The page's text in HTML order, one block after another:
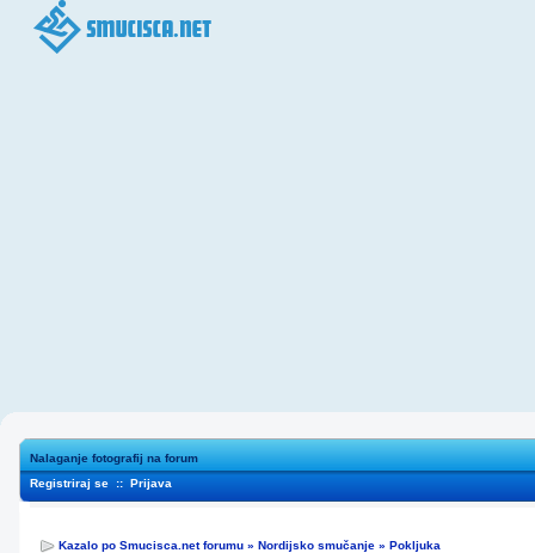
Nalaganje fotografij na forum
Registriraj se :: Prijava
Kazalo po Smucisca.net forumu » Nordijsko smučanje » Pokljuka